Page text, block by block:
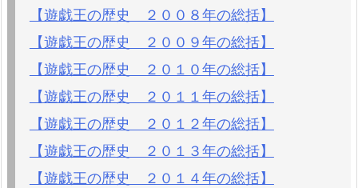
【遊戯王の歴史 ２００８年の総括】
【遊戯王の歴史 ２００９年の総括】
【遊戯王の歴史 ２０１０年の総括】
【遊戯王の歴史 ２０１１年の総括】
【遊戯王の歴史 ２０１２年の総括】
【遊戯王の歴史 ２０１３年の総括】
【遊戯王の歴史 ２０１４年の総括】